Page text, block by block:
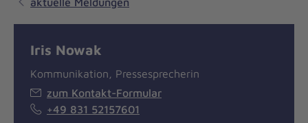
Iris Nowak
Kommunikation, Pressesprecherin
zum Kontakt-Formular
+49 831 52157601